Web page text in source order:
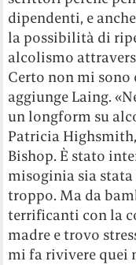
dipendenti, e
la possibilità di
alcolismo
Certo non mi
aggiunge Laing.
un longform su
Patricia
Bishop. È stato
misoginia sia
troppo. Ma da
terrificanti con la
madre e trovo
mi fa rivivere quei